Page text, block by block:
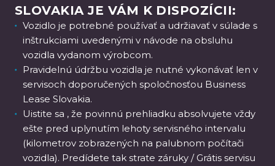
SLOVAKIA JE VÁM K DISPOZÍCII:
Vozidlo je potrebné používať a udržiavať v súlade s
inštrukciami uvedenými v návode na obsluhu
vozidla vydanom výrobcom.
Pravidelnú údržbu vozidla je nutné vykonávať len v
servisoch doporučených spoločnosťou Business
Lease Slovakia.
Uistite sa , že povinnú prehliadku absolvujete vždy
ešte pred uplynutím lehoty servisného intervalu
(kilometrov zobrazených na palubnom počítači
vozidla). Predídete tak strate záruky / Grátis servisu